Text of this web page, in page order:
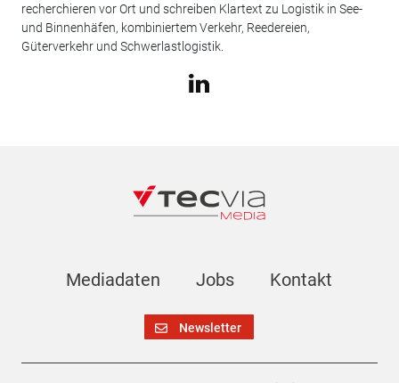
recherchieren vor Ort und schreiben Klartext zu Logistik in See-
und Binnenhäfen, kombiniertem Verkehr, Reedereien,
Güterverkehr und Schwerlastlogistik.
Mediadaten Jobs Kontakt
Newsletter